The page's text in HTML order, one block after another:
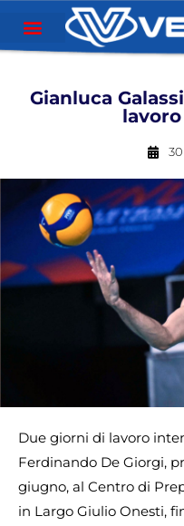
Gianluca
Due giorni di lavoro
Ferdinando De Giorgi,
giugno, al Centro di
in Largo Giulio Onesti,